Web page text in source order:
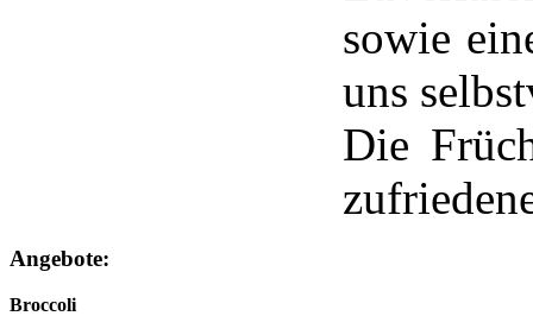
sowie
uns
Die
Angebote:
Broccoli